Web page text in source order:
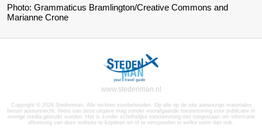
Photo: Grammaticus Bramlington/Creative Commons and
Marianne Crone
www.stedenman.nl
Copyright © 2026 Stedenman. Alle rechten voorbehouden. Op alle op de site aanwezige materialen
berust auteursrecht. Niets van deze uitgave mag zonder voorafgaande toestemming voor publicatie in
overige media gebruikt worden. Het is zonder schriftelijke toestemming niet toegestaan om informatie
afkomstig van deze website te kopiëren en of te verspreiden in welke vorm dan ook.